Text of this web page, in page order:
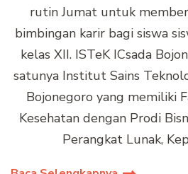
rutin Jumat untuk
bimbingan karir bagi siswa
kelas XII. ISTeK ICsada
satunya Institut Sains
Bojonegoro yang memiliki
Kesehatan dengan Prodi
Perangkat Lunak,